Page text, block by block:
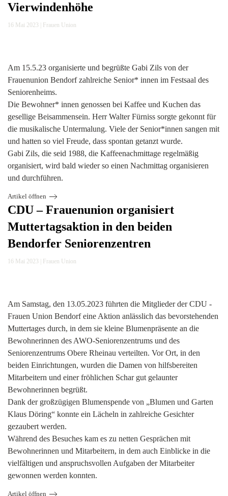
Vierwindenhöhe
16 Mai 2023 Frauen Union
Am 15.5.23 organisierte und begrüßte Gabi Zils von der
Frauenunion Bendorf zahlreiche Senior* innen im Festsaal des
Seniorenheims.
Die Bewohner* innen genossen bei Kaffee und Kuchen das
gesellige Beisammensein. Herr WalterFürniss sorgte gekonnt für
die musikalische Untermalung. Viele der Senior*innen sangen mit
und hatten so viel Freude, dass spontan getanzt wurde.
Gabi Zils, die seid 1988, die Kaffeenachmittage regelmäßig
organisiert, wird bald wieder so einen Nachmittag organisieren
und durchführen.
Artikel öffnen
CDU – Frauenunion organisiert
Muttertagsaktion in den beiden
Bendorfer Seniorenzentren
16 Mai 2023 Frauen Union
Am Samstag, den 13.05.2023 führten die Mitglieder der CDU -
Frauen Union Bendorf eine Aktion anlässlich das bevorstehenden
Muttertages durch, in dem sie kleine Blumenpräsente an die
Bewohnerinnen des AWO-Seniorenzentrums und des
Seniorenzentrums Obere Rheinau verteilten. Vor Ort, in den
beiden Einrichtungen, wurden die Damen von hilfsbereiten
Mitarbeitern und einer fröhlichen Schar gut gelaunter
Bewohnerinnen begrüßt.
Dank der großzügigen Blumenspende von „Blumen und Garten
Klaus Döring“ konnte ein Lächeln in zahlreiche Gesichter
gezaubert werden.
Während des Besuches kam es zu netten Gesprächen mit
Bewohnerinnen und Mitarbeitern, in dem auch Einblicke in die
vielfältigen und anspruchsvollen Aufgaben der Mitarbeiter
gewonnen werden konnten.
Artikel öffnen